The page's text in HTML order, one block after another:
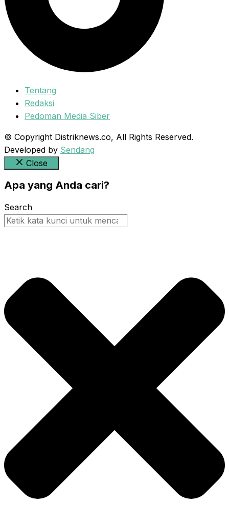
Tentang
Redaksi
Pedoman Media Siber
© Copyright Distriknews.co, All Rights Reserved.
Developed by Sendang
Close
Apa yang Anda cari?
Search